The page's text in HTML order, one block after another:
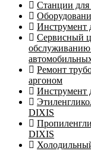
Станции для
Инструмент
Сервисный
обслуживанию
Ремонт
аргоном
Инструмент
DIXIS
DIXIS